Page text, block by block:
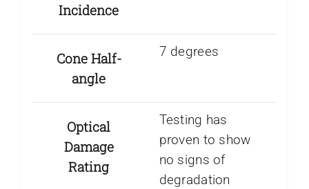
Incidence
Cone Half-
angle
7 degrees
Optical
Damage
Rating
Testing has
proven to show
no signs of
degradation